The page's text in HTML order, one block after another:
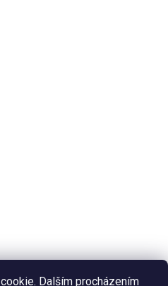
Dalším procházením